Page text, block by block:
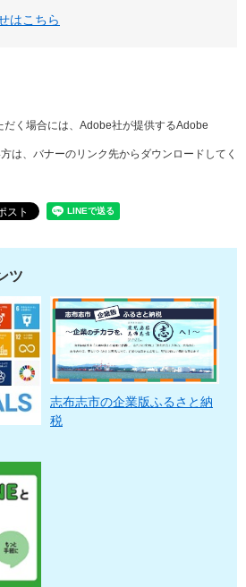
はこちら
だく場合には、Adobe社が提供するAdobe
は、バナーのリンク先からダウンロードしてく
ツ
志布志市の企業版ふるさと納
税